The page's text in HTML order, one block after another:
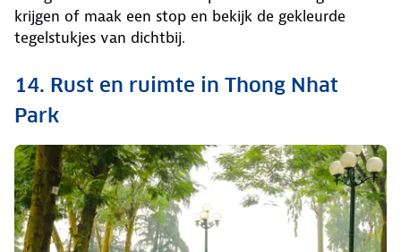
krijgen of maak een stop en bekijk de gekleurde
tegelstukjes van dichtbij.
14. Rust en ruimte in Thong Nhat
Park